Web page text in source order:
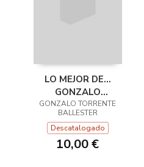
LO MEJOR DE...
GONZALO
TORRENTE
BALLESTER
GONZALO TORRENTE
BALLESTER
Descatalogado
10,00 €